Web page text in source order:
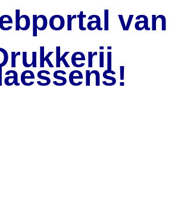
van